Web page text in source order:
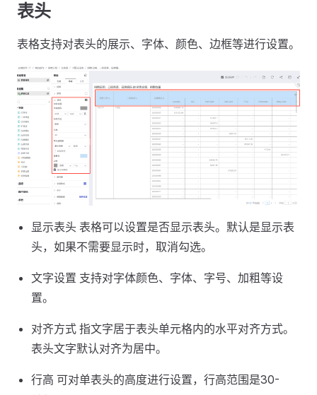
表头
表格支持对表头的展示、字体、颜色、边框等进行设置。
显示表头 表格可以设置是否显示表头。默认是显示表
头，如果不需要显示时，取消勾选。
文字设置 支持对字体颜色、字体、字号、加粗等设
置。
对齐方式 指文字居于表头单元格内的水平对齐方式。
表头文字默认对齐为居中。
行高 可对单表头的高度进行设置，行高范围是30-